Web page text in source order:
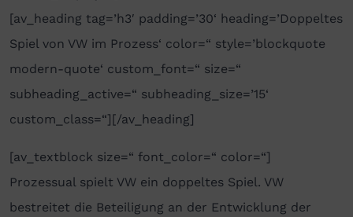
[av_heading tag=’h3′ padding=’30‘ heading=’Doppeltes
Spiel von VW im Prozess‘ color=“ style=’blockquote
modern-quote‘ custom_font=“ size=“
subheading_active=“ subheading_size=’15‘
custom_class=“][/av_heading]
[av_textblock size=“ font_color=“ color=“]
Prozessual spielt VW ein doppeltes Spiel. VW
bestreitet die Beteiligung an der Entwicklung der